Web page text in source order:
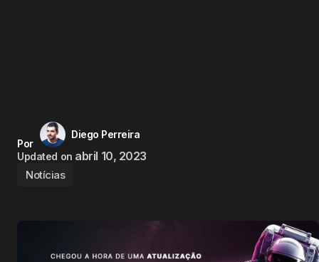
Por
Diego Perreira
Updated on abril 10, 2023
Notícias